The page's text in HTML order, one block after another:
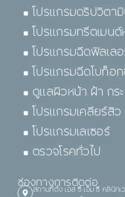
โปรแกรมดริปวิตา
โปรแกรมทรีตเมนต์
โปรแกรมฉีดฟิลเล
โปรแกรมฉีดโบท็อ
ดูแลผิวหน้า ฝ้า กระ
โปรแกรมเคลียร์สิว
โปรแกรมเลเซอร์
ตรวจโรคทั่วไป
ช่องทางการติดต่อ
สถานที่ตั้ง เอส ซี เอ็ม ซี คลินิกเ